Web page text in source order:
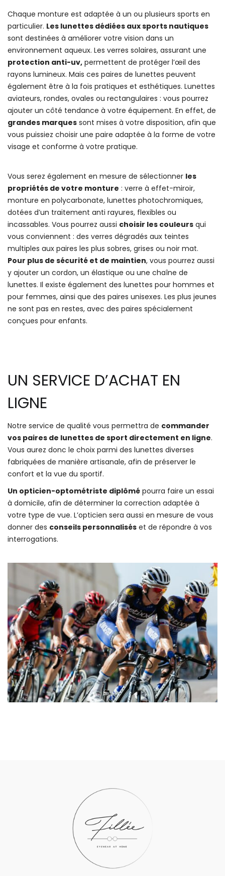
Chaque monture est adaptée à un ou plusieurs sports en
particulier. Les lunettes dédiées aux sports nautiques
sont destinées à améliorer votre vision dans un
environnement aqueux. Les verres solaires, assurant une
protection anti-uv, permettent de protéger l’œil des
rayons lumineux. Mais ces paires de lunettes peuvent
également être à la fois pratiques et esthétiques. Lunettes
aviateurs, rondes, ovales ou rectangulaires : vous pourrez
ajouter un côté tendance à votre équipement. En effet, de
grandes marques sont mises à votre disposition, afin que
vous puissiez choisir une paire adaptée à la forme de votre
visage et conforme à votre pratique.
Vous serez également en mesure de sélectionner les
propriétés de votre monture : verre à effet-miroir,
monture en polycarbonate, lunettes photochromiques,
dotées d’un traitement anti rayures, flexibles ou
incassables. Vous pourrez aussi choisir les couleurs qui
vous conviennent : des verres dégradés aux teintes
multiples aux paires les plus sobres, grises ou noir mat.
Pour plus de sécurité et de maintien, vous pourrez aussi
y ajouter un cordon, un élastique ou une chaîne de
lunettes. Il existe également des lunettes pour hommes et
pour femmes, ainsi que des paires unisexes. Les plus jeunes
ne sont pas en restes, avec des paires spécialement
conçues pour enfants.
UN SERVICE D’ACHAT EN
LIGNE
Notre service de qualité vous permettra de commander
vos paires de lunettes de sport directement en ligne.
Vous aurez donc le choix parmi des lunettes diverses
fabriquées de manière artisanale, afin de préserver le
confort et la vue du sportif.
Un opticien-optométriste diplômé pourra faire un essai
à domicile, afin de déterminer la correction adaptée à
votre type de vue. L’opticien sera aussi en mesure de vous
donner des conseils personnalisés et de répondre à vos
interrogations.